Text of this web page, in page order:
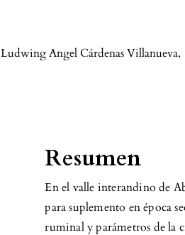
Ludwing Angel Cárdenas Villanueva,
Resumen
En el valle interandino de
para suplemento en época
ruminal y parámetros de la